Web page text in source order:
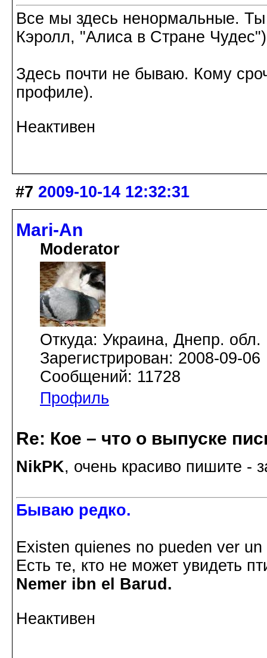
Все мы здесь ненормальные.
Кэролл, "Алиса в Стране Чудес")
Здесь почти не бываю. Кому
профиле).
Неактивен
#7 2009-10-14 12:32:31
Mari-An
Moderator
Откуда: Украина, Днепр. обл.
Зарегистрирован: 2008-09-06
Сообщений: 11728
Профиль
Re: Кое – что о выпуске
NikPK, очень красиво пишите -
Бываю редко.
Existen quienes no pueden ver
Есть те, кто не может увидеть
Nemer ibn el Barud.
Неактивен